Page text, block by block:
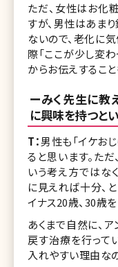
ただ、女性はお化
すが、男性はあま
ないので、老化に
際「ここが少し変わ
からお伝えすること
ーみく先生に教
に興味を持つ
T：男性も「イケお
ると思います。た
いう考え方ではな
に見えれば十分、
イナス20歳、30歳
あくまで自然に、
戻す治療を行って
入れやすい理由な